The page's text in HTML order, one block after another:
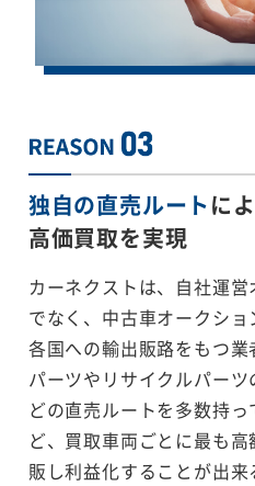
独自の直売ルートに
高価買取を実現
カーネクストは、自社運
でなく、中古車オークシ
各国への輸出販路をもつ
パーツやリサイクルパー
どの直売ルートを多数持
ど、買取車両ごとに最も
販し利益化することが出